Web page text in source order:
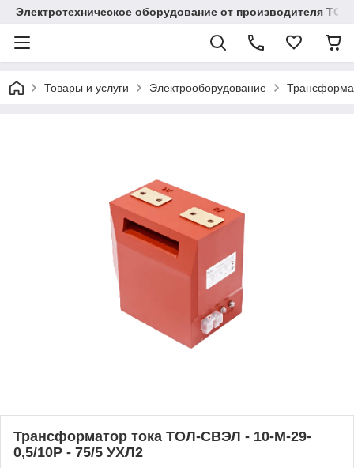
Электротехническое оборудование от производителя TOO
Товары и услуги Электрооборудование
Трансформатор тока ТОЛ-СВЭЛ - 10-М-29-
0,5/10Р - 75/5 УХЛ2